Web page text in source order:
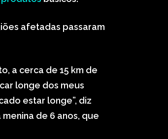
afetadas passaram
a cerca de 15 km de
longe dos meus
estar longe”, diz
de 6 anos, que